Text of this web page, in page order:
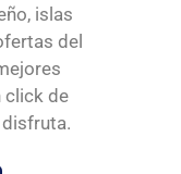
islas
del
click de